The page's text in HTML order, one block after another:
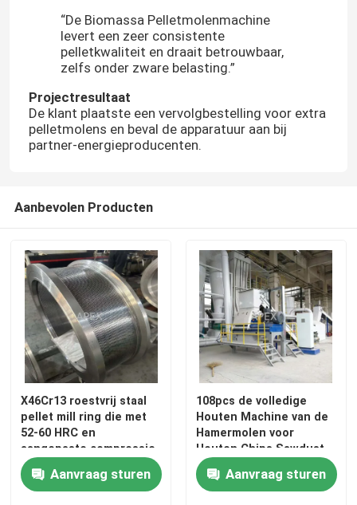
“De Biomassa Pelletmolenmachine
levert een zeer consistente
pelletkwaliteit en draait betrouwbaar,
zelfs onder zware belasting.”
Projectresultaat
De klant plaatste een vervolgbestelling voor extra
pelletmolens en beval de apparatuur aan bij
partner-energieproducenten.
Aanbevolen Producten
X46Cr13 roestvrij staal
pellet mill ring die met
52-60 HRC en
aangepaste compressie
verhouding voor
diervoeding
Aanvraag sturen
108pcs de volledige
Houten Machine van de
Hamermolen voor
Houten Chips Sawdust
Making Machine
Aanvraag sturen